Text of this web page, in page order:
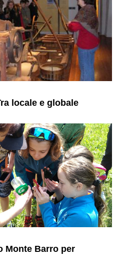
locale e globale
Monte Barro per